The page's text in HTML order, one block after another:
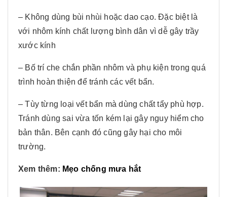
– Không dùng bùi nhùi hoặc dao cạo. Đặc biệt là
với nhôm kính chất lượng bình dân vì dễ gây trầy
xước kính
– Bố trí che chắn phần nhôm và phụ kiện trong quá
trình hoàn thiện để tránh các vết bẩn.
– Tùy từng loại vết bẩn mà dùng chất tẩy phù hợp.
Tránh dùng sai vừa tốn kém lại gây nguy hiểm cho
bản thân. Bên cạnh đó cũng gây hại cho môi
trường.
Xem thêm: Mẹo chống mưa hắt